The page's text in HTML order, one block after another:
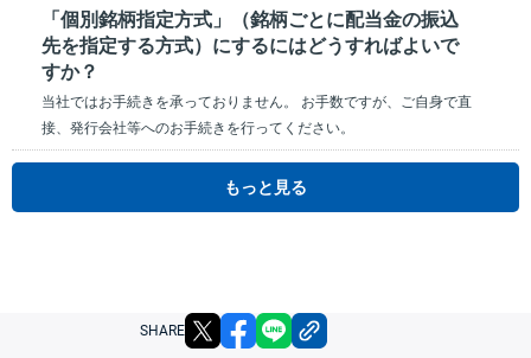
「個別銘柄指定方式」（銘柄ごとに配当金の振込
先を指定する方式）にするにはどうすればよいで
すか？
当社ではお手続きを承っておりません。 お手数ですが、ご自身で直
接、発行会社等へのお手続きを行ってください。
もっと見る
SHARE X facebook